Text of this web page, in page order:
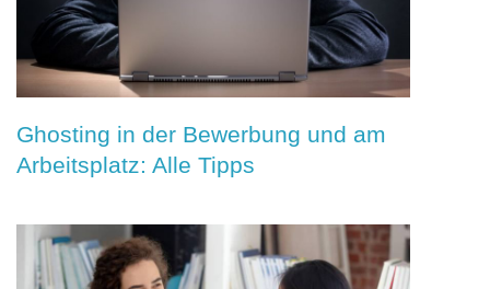
Ghosting in der Bewerbung und am
Arbeitsplatz: Alle Tipps